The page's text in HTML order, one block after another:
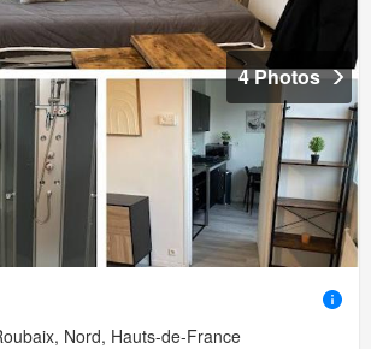
4 Photos
Nord, Hauts-de-France